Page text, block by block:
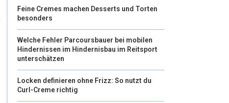
Feine Cremes machen Desserts und Torten
besonders
Welche Fehler Parcoursbauer bei mobilen
Hindernissen im Hindernisbau im Reitsport
unterschätzen
Locken definieren ohne Frizz: So nutzt du
Curl-Creme richtig